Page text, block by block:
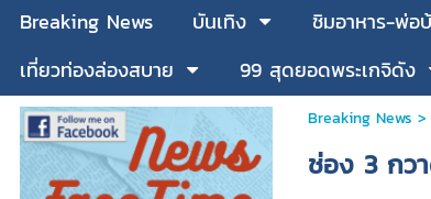
Breaking News บันเทิง ชิมอาหาร-พ่อ
เที่ยวท่องล่องสบาย
99 สุดยอดพระเกจิดัง
Breaking News >
ช่อง 3 กว